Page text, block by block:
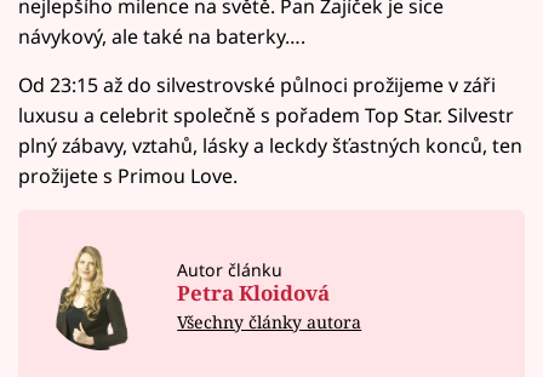
nejlepšího milence na světě. Pan Zajíček je sice
návykový, ale také na baterky….
Od 23:15 až do silvestrovské půlnoci prožijeme v záři
luxusu a celebrit společně s pořadem Top Star. Silvestr
plný zábavy, vztahů, lásky a leckdy šťastných konců, ten
prožijete s Primou Love.
Autor článku
Petra Kloidová
Všechny články autora